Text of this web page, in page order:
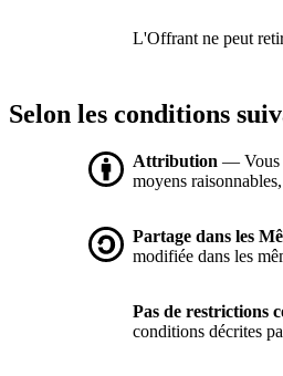
L'Offrant ne peut
Selon les conditions
Attribution — Vous
moyens
Partage dans les
modifiée dans les
Pas de restrictions
conditions décrites